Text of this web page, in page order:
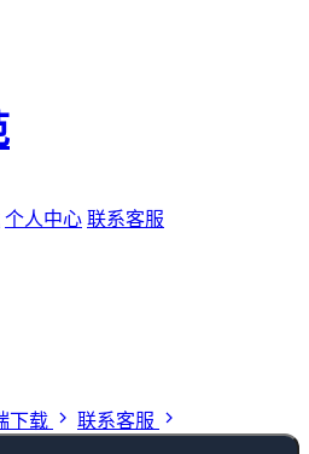
个人中心 联系客服
下载 联系客服